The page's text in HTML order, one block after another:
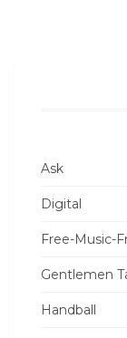
Ask
Digital
Free-Music-
Gentlemen
Handball